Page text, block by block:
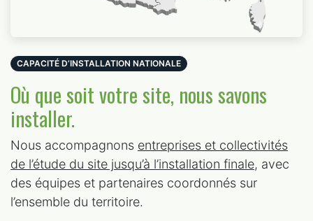
CAPACITÉ D’INSTALLATION NATIONALE
Où que soit votre site, nous savons
installer.
Nous accompagnons entreprises et collectivités
de l’étude du site jusqu’à l’installation finale, avec
des équipes et partenaires coordonnés sur
l’ensemble du territoire.